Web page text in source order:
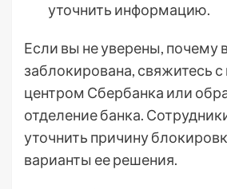
уточнить информацию.
Если вы не уверены, почему
заблокирована, свяжитесь
центром Сбербанка или
отделение банка.
уточнить причину
варианты ее решения.